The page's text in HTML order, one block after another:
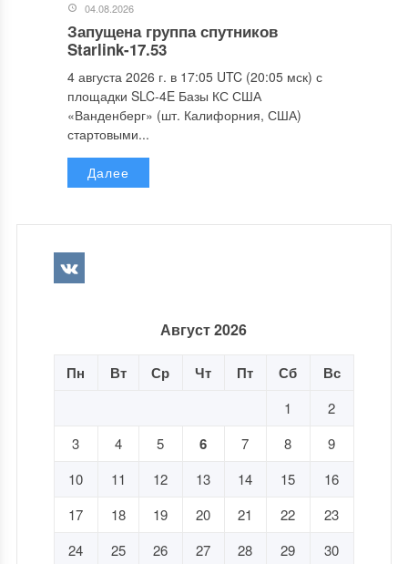
04.08.2026
Запущена группа спутников
Starlink-17.53
4 августа 2026 г. в 17:05 UTC (20:05 мск) с
площадки SLC-4E Базы КС США
«Ванденберг» (шт. Калифорния, США)
стартовыми...
Далее
Август 2026
Пн Вт Ср Чт Пт Сб Вс
1
2
3
4 5 6 7 8
9
10
11 12 13 14 15
16
17
18 19 20 21 22
23
24
25 26 27 28 29
30